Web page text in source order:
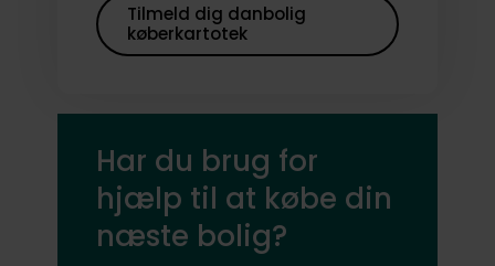
Tilmeld dig danbolig
køberkartotek
Har du brug for
hjælp til at købe din
næste bolig?